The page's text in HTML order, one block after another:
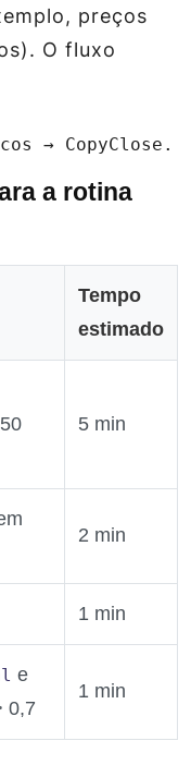
preços
O fluxo
→ CopyClose .
a rotina
Tempo
estimado
5 min
2 min
1 min
e
0,7
1 min